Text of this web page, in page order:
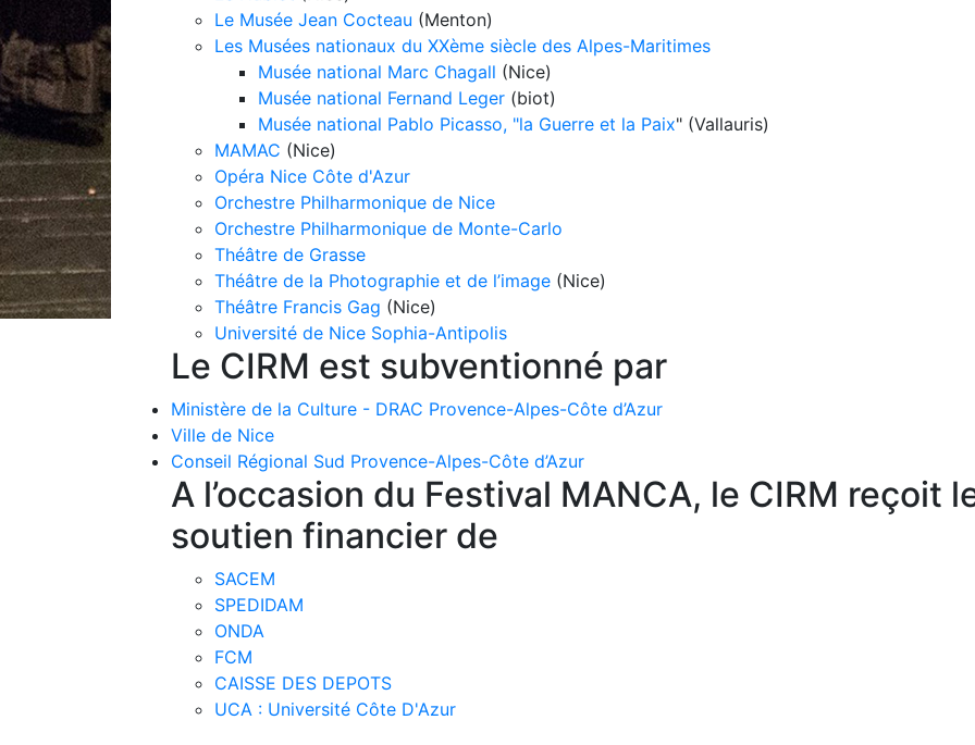
Le Musée Jean Cocteau (Menton)
Les Musées nationaux du XXème siècle des Alpes-Maritimes
Musée national Marc Chagall (Nice)
Musée national Fernand Leger (biot)
Musée national Pablo Picasso, "la Guerre et la Paix" (Vallauris)
MAMAC (Nice)
Opéra Nice Côte d'Azur
Orchestre Philharmonique de Nice
Orchestre Philharmonique de Monte-Carlo
Théâtre de Grasse
Théâtre de la Photographie et de l’image (Nice)
Théâtre Francis Gag (Nice)
Université de Nice Sophia-Antipolis
Le CIRM est subventionné par
Ministère de la Culture - DRAC Provence-Alpes-Côte d’Azur
Ville de Nice
Conseil Régional Sud Provence-Alpes-Côte d’Azur
A l’occasion du Festival MANCA, le CIRM reçoit
soutien financier de
SACEM
SPEDIDAM
ONDA
FCM
CAISSE DES DEPOTS
UCA : Université Côte D'Azur